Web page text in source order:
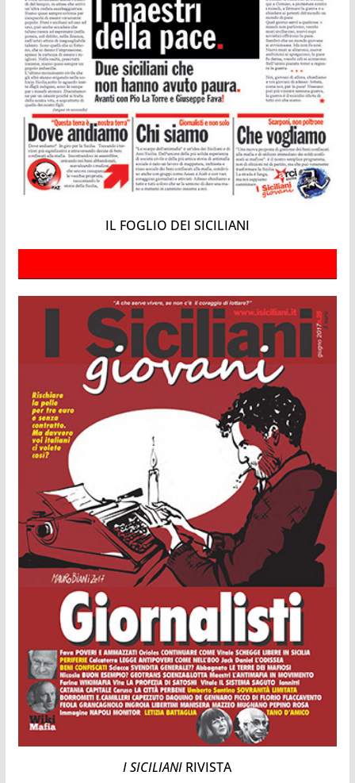
IL FOGLIO DEI SICILIANI
I SICILIANI RIVISTA